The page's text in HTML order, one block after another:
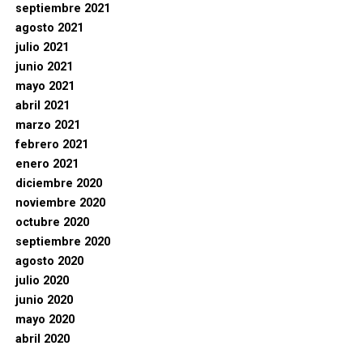
septiembre 2021
agosto 2021
julio 2021
junio 2021
mayo 2021
abril 2021
marzo 2021
febrero 2021
enero 2021
diciembre 2020
noviembre 2020
octubre 2020
septiembre 2020
agosto 2020
julio 2020
junio 2020
mayo 2020
abril 2020